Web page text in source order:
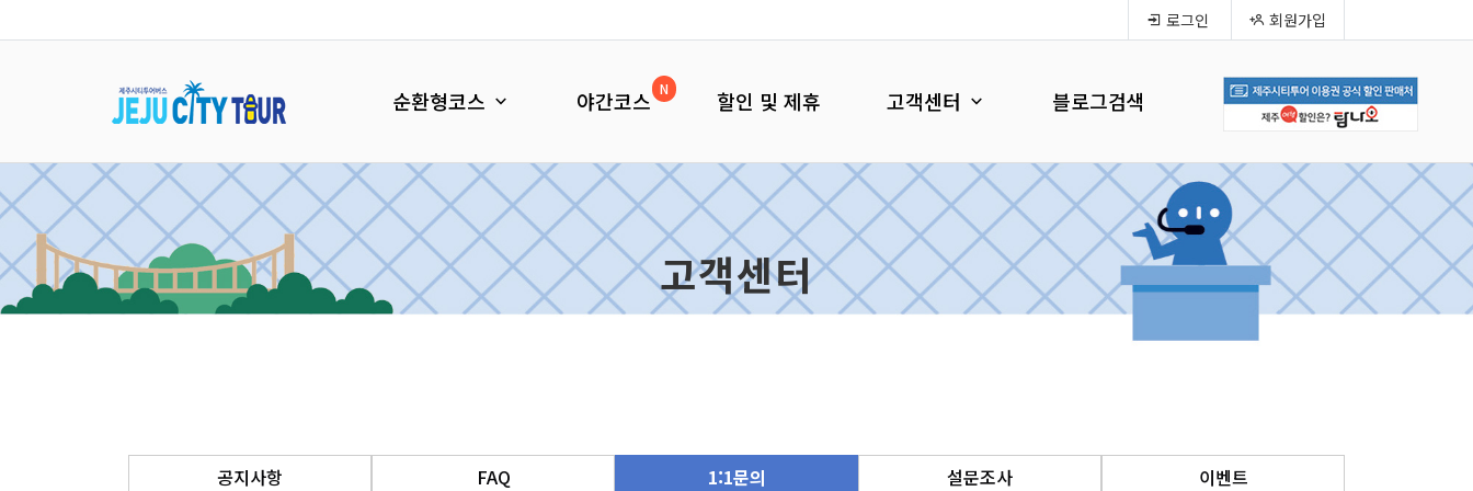
로그인 회원가입
순환형코스 야간코스 N 할인 및 제휴 고객센터 블로그검색
고객센터
공지사항 FAQ 1:1문의 설문조사 이벤트